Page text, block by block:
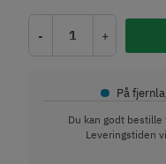
- +
• På
Du kan godt bestille
Leveringstiden